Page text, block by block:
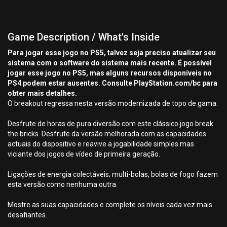
Game Description / What's Inside
Para jogar esse jogo no PS5, talvez seja preciso atualizar seu
sistema com o software do sistema mais recente. É possível
jogar esse jogo no PS5, mas alguns recursos disponíveis no
PS4 podem estar ausentes. Consulte PlayStation.com/bc para
obter mais detalhes.
O breakout regressa nesta versão modernizada de topo de gama.
Desfrute de horas de pura diversão com este clássico jogo break
the bricks. Desfrute da versão melhorada com as capacidades
actuais do dispositivo e reavive a jogabilidade simples mas
viciante dos jogos de vídeo de primeira geração.
Ligações de energia colectáveis; multi-bolas, bolas de fogo fazem
esta versão como nenhuma outra.
Mostre as suas capacidades e complete os níveis cada vez mais
desafiantes.